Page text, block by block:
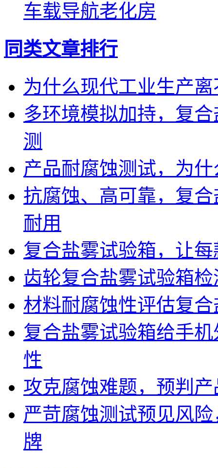
车载导航老化房
同类文章排行
为什么现代工业生产
多环境模拟加持，复
测
产品耐腐蚀测试，为
抗腐蚀、高可靠，复
耐用
复合盐雾试验箱，让
齿轮复合盐雾试验箱
材料耐腐蚀性评估复
复合盐雾试验箱给手
性
攻克腐蚀难题，预判
严苛腐蚀测试预见风
牌